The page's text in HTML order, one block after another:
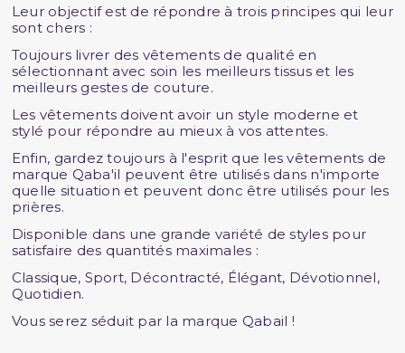
Leur objectif est de répondre à trois principes qui leur
sont chers :
Toujours livrer des vêtements de qualité en
sélectionnant avec soin les meilleurs tissus et les
meilleurs gestes de couture.
Les vêtements doivent avoir un style moderne et
stylé pour répondre au mieux à vos attentes.
Enfin, gardez toujours à l'esprit que les vêtements de
marque Qaba'il peuvent être utilisés dans n'importe
quelle situation et peuvent donc être utilisés pour les
prières.
Disponible dans une grande variété de styles pour
satisfaire des quantités maximales :
Classique, Sport, Décontracté, Élégant, Dévotionnel,
Quotidien.
Vous serez séduit par la marque Qabail !